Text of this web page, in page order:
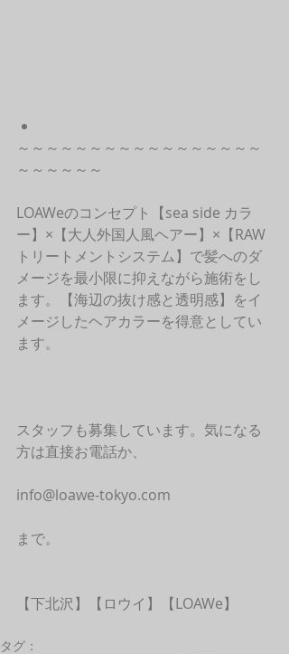
～～～～～～～～～～～～～～～～～
～～～～～～
LOAWeのコンセプト【sea side カラ
ー】×【大人外国人風ヘアー】×【RAW
トリートメントシステム】で髪へのダ
メージを最小限に抑えながら施術をし
ます。【海辺の抜け感と透明感】をイ
メージしたヘアカラーを得意としてい
ます。
スタッフも募集しています。気になる
方は直接お電話か、
info@loawe-tokyo.com
まで。
【下北沢】【ロウイ】【LOAWe】
タグ：